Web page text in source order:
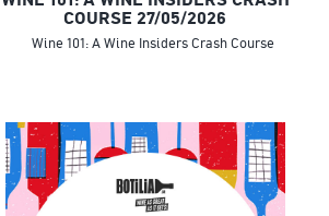
COURSE 27/05/2026
Wine 101: A Wine Insiders Crash Course